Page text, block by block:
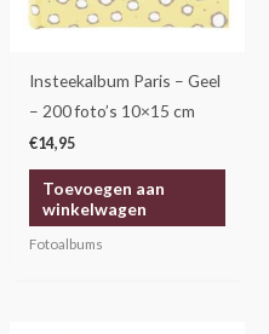
Insteekalbum Paris – Geel
– 200 foto’s 10×15 cm
€14,95
Toevoegen aan
winkelwagen
Fotoalbums